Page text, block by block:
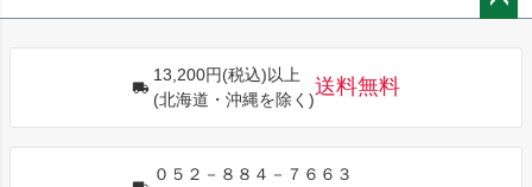
13,200円(税込)以上
(北海道・沖縄を除く)
送料無料
０５２－８８４－７６６３